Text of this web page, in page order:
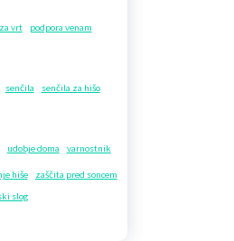
vrt podpora venam
senčila senčila za hišo
udobje doma varnostnik
hiše
zaščita pred soncem
slog